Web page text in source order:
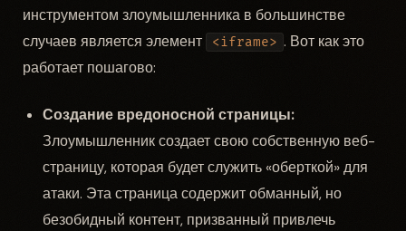
инструментом злоумышленника в большинстве
случаев является элемент
<iframe> . Вот как это
работает пошагово:
Создание вредоносной страницы:
Злоумышленник создает свою собственную веб-
страницу, которая будет служить «оберткой» для
атаки. Эта страница содержит обманный, но
безобидный контент, призванный привлечь